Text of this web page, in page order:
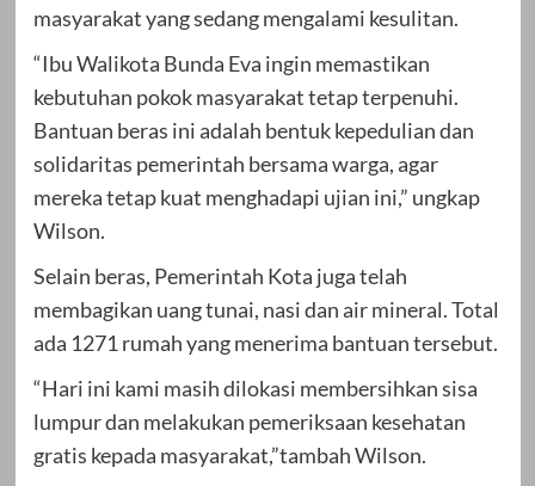
masyarakat yang sedang mengalami kesulitan.
“Ibu Walikota Bunda Eva ingin memastikan
kebutuhan pokok masyarakat tetap terpenuhi.
Bantuan beras ini adalah bentuk kepedulian dan
solidaritas pemerintah bersama warga, agar
mereka tetap kuat menghadapi ujian ini,” ungkap
Wilson.
Selain beras, Pemerintah Kota juga telah
membagikan uang tunai, nasi dan air mineral. Total
ada 1271 rumah yang menerima bantuan tersebut.
“Hari ini kami masih dilokasi membersihkan sisa
lumpur dan melakukan pemeriksaan kesehatan
gratis kepada masyarakat,”tambah Wilson.